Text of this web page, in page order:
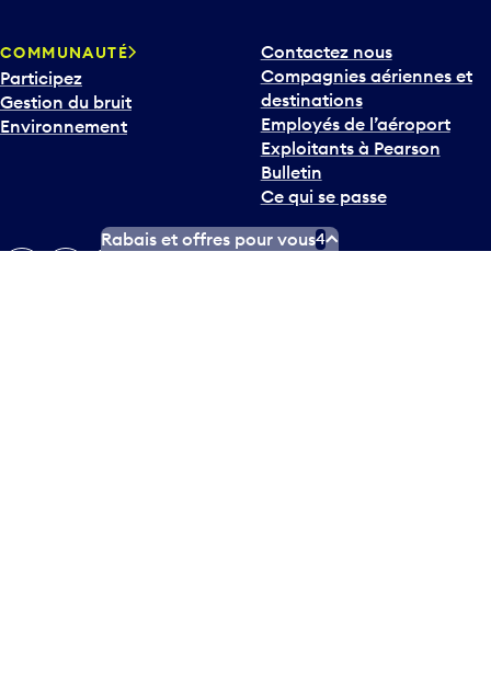
COMMUNAUTÉ
Participez
Gestion du bruit
Environnement
Contactez nous
Compagnies aériennes et
destinations
Employés de l’aéroport
Exploitants à Pearson
Bulletin
Ce qui se passe
Rabais et offres pour vous4